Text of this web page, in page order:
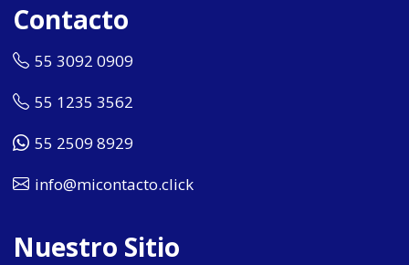
Contacto
55 3092 0909
55 1235 3562
55 2509 8929
info@micontacto.click
Nuestro Sitio